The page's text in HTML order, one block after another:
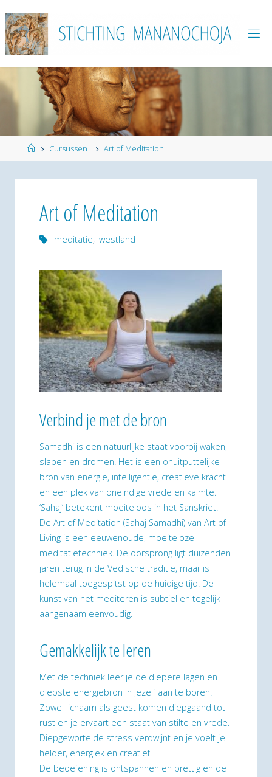
naar
de
inhoud
HomeCursussen Art of Meditation
Art of Meditation
meditatie, westland
Verbind je met de bron
Samadhi is een natuurlijke staat voorbij waken,
slapen en dromen. Het is een onuitputtelijke
bron van energie, intelligentie, creatieve kracht
en een plek van oneindige vrede en kalmte.
‘Sahaj’ betekent moeiteloos in het Sanskriet.
De Art of Meditation (Sahaj Samadhi) van Art of
Living is een eeuwenoude, moeiteloze
meditatietechniek. De oorsprong ligt duizenden
jaren terug in de Vedische traditie, maar is
helemaal toegespitst op de huidige tijd. De
kunst van het mediteren is subtiel en tegelijk
aangenaam eenvoudig.
Gemakkelijk te leren
Met de techniek leer je de diepere lagen en
diepste energiebron in jezelf aan te boren.
Zowel lichaam als geest komen diepgaand tot
rust en je ervaart een staat van stilte en vrede.
Diepgewortelde stress verdwijnt en je voelt je
helder, energiek en creatief.
De beoefening is ontspannen en prettig en de